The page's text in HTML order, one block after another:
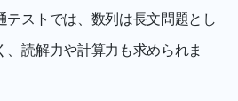
テストでは、数列は長文問題とし
、読解力や計算力も求められま